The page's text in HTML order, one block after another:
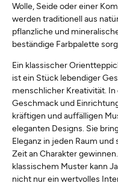
Wolle, Seide oder einer
werden traditionell aus
pflanzliche und
beständige Farbpalette
Ein klassischer
ist ein Stück lebendiger
menschlicher Kreativität.
Geschmack und
kräftigen und auffälligen
eleganten Designs. Sie
Eleganz in jeden Raum
Zeit an Charakter
klassischem Muster kann
nicht nur ein wertvolles